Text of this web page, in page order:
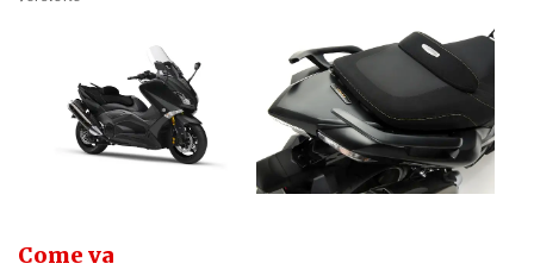
Come va